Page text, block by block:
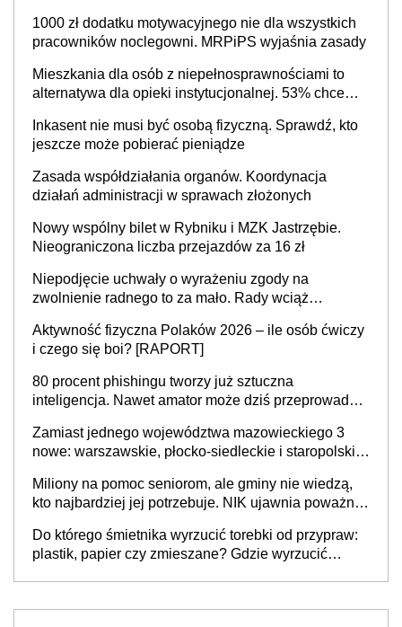
cały kraj
1000 zł dodatku motywacyjnego nie dla wszystkich
pracowników noclegowni. MRPiPS wyjaśnia zasady
Mieszkania dla osób z niepełnosprawnościami to
alternatywa dla opieki instytucjonalnej. 53% chce
Inkasent nie musi być osobą fizyczną. Sprawdź, kto
jeszcze może pobierać pieniądze
Zasada współdziałania organów. Koordynacja
działań administracji w sprawach złożonych
Nowy wspólny bilet w Rybniku i MZK Jastrzębie.
Nieograniczona liczba przejazdów za 16 zł
Niepodjęcie uchwały o wyrażeniu zgody na
zwolnienie radnego to za mało. Rady wciąż
sprawy
Aktywność fizyczna Polaków 2026 – ile osób ćwiczy
i czego się boi? [RAPORT]
80 procent phishingu tworzy już sztuczna
inteligencja. Nawet amator może dziś przeprowadzić
Zamiast jednego województwa mazowieckiego 3
nowe: warszawskie, płocko-siedleckie i staropolskie.
stołecznych
Miliony na pomoc seniorom, ale gminy nie wiedzą,
kto najbardziej jej potrzebuje. NIK ujawnia poważną
Do którego śmietnika wyrzucić torebki od przypraw:
plastik, papier czy zmieszane? Gdzie wyrzucić